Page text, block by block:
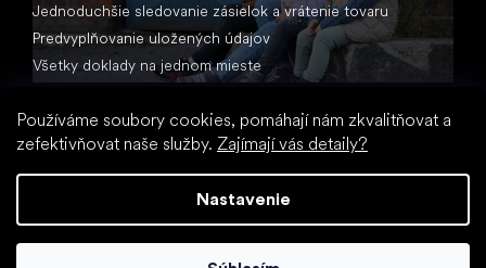
Používáme soubory cookies, pomáhají nám zkvalitňovat a
zefektivňovat naše služby. Zajímají vás detaily?
Nastavenie
Jednoduchšie sledovanie zásielok a vrátenie tovaru
Predvyplňovanie uložených údajov
Všetky doklady na jednom mieste
Vytvoril Shoptet